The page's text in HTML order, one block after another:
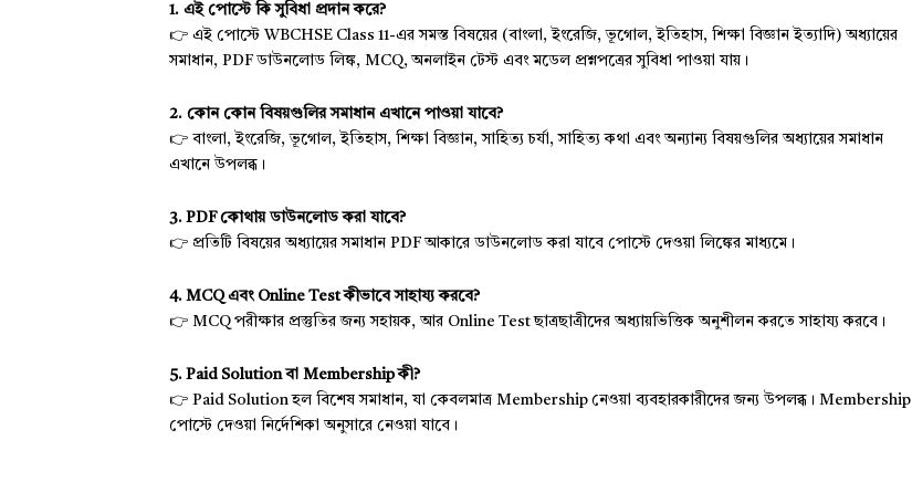
1. এই পোস্টে কি সুবিধা প্রদান করে?
👉 এই পোস্টে WBCHSE Class 11-এর সমস্ত বিষয়ের (বাংলা, ইংরেজি, ভূগোল, ইতিহাস, শিক্ষা বিজ্ঞান ইত্যাদি) অধ্যায়ের
সমাধান, PDF ডাউনলোড লিঙ্ক, MCQ, অনলাইন টেস্ট এবং মডেল প্রশ্নপত্রের সুবিধা পাওয়া যায়।
2. কোন কোন বিষয়গুলির সমাধান এখানে পাওয়া যাবে?
👉 বাংলা, ইংরেজি, ভূগোল, ইতিহাস, শিক্ষা বিজ্ঞান, সাহিত্য চর্যা, সাহিত্য কথা এবং অন্যান্য বিষয়গুলির অধ্যায়ের সমাধান
এখানে উপলব্ধ।
3. PDF কোথায় ডাউনলোড করা যাবে?
👉 প্রতিটি বিষয়ের অধ্যায়ের সমাধান PDF আকারে ডাউনলোড করা যাবে পোস্টে দেওয়া লিঙ্কের মাধ্যমে।
4. MCQ এবং Online Test কীভাবে সাহায্য করবে?
👉 MCQ পরীক্ষার প্রস্তুতির জন্য সহায়ক, আর Online Test ছাত্রছাত্রীদের অধ্যায়ভিত্তিক অনুশীলন করতে সাহায্য করবে।
5. Paid Solution বা Membership কী?
👉 Paid Solution হল বিশেষ সমাধান, যা কেবলমাত্র Membership নেওয়া ব্যবহারকারীদের জন্য উপলব্ধ। Membership
পোস্টে দেওয়া নির্দেশিকা অনুসারে নেওয়া যাবে।